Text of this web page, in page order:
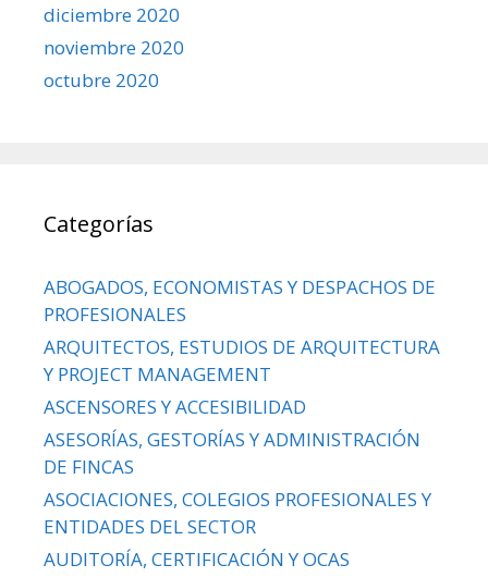
diciembre 2020
noviembre 2020
octubre 2020
Categorías
ABOGADOS, ECONOMISTAS Y DESPACHOS DE
PROFESIONALES
ARQUITECTOS, ESTUDIOS DE ARQUITECTURA
Y PROJECT MANAGEMENT
ASCENSORES Y ACCESIBILIDAD
ASESORÍAS, GESTORÍAS Y ADMINISTRACIÓN
DE FINCAS
ASOCIACIONES, COLEGIOS PROFESIONALES Y
ENTIDADES DEL SECTOR
AUDITORÍA, CERTIFICACIÓN Y OCAS